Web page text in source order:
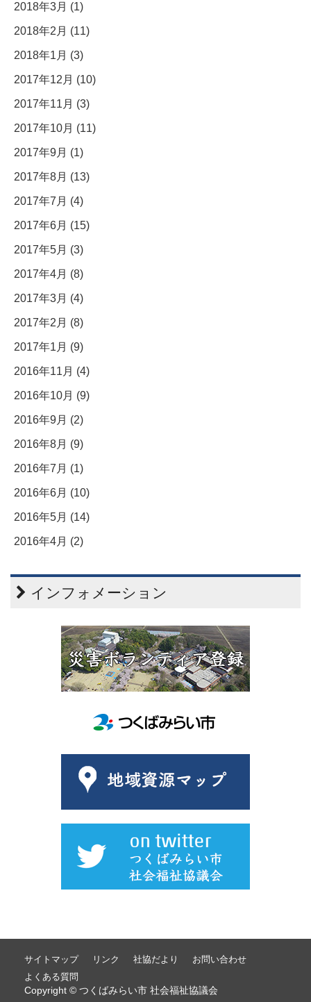
2018年3月 (1)
2018年2月 (11)
2018年1月 (3)
2017年12月 (10)
2017年11月 (3)
2017年10月 (11)
2017年9月 (1)
2017年8月 (13)
2017年7月 (4)
2017年6月 (15)
2017年5月 (3)
2017年4月 (8)
2017年3月 (4)
2017年2月 (8)
2017年1月 (9)
2016年11月 (4)
2016年10月 (9)
2016年9月 (2)
2016年8月 (9)
2016年7月 (1)
2016年6月 (10)
2016年5月 (14)
2016年4月 (2)
インフォメーション
サイトマップ リンク 社協だより
お問い合わせ
よくある質問
Copyright © つくばみらい市 社会福祉協議会